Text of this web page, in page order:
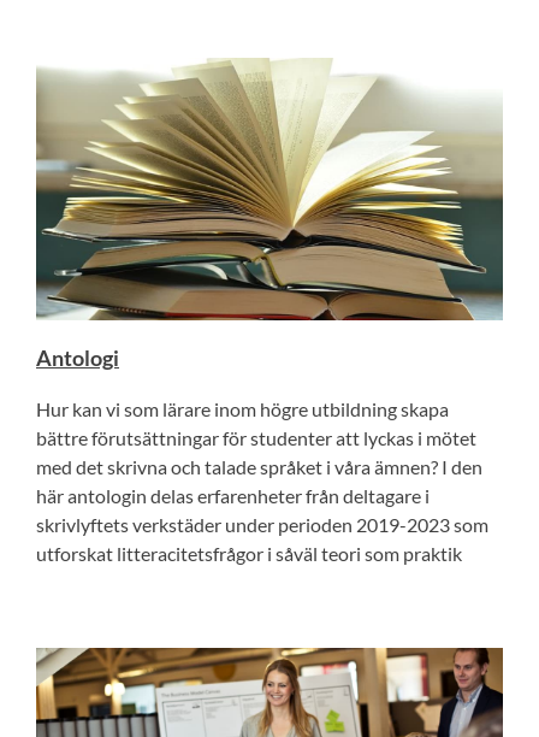
Antologi
Hur kan vi som lärare inom högre utbildning skapa
bättre förutsättningar för studenter att lyckas i mötet
med det skrivna och talade språket i våra ämnen? I den
här antologin delas erfarenheter från deltagare i
skrivlyftets verkstäder under perioden 2019-2023 som
utforskat litteracitetsfrågor i såväl teori som praktik